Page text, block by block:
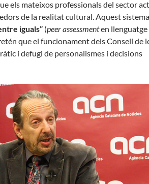
els mateixos professionals del sector
de la realitat cultural. Aquest
iguals” (peer assessmenten llenguatge
que el funcionament dels Consell de
i defugi de personalismes i decisions